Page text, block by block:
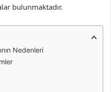
bulunmaktadır.
Nedenleri